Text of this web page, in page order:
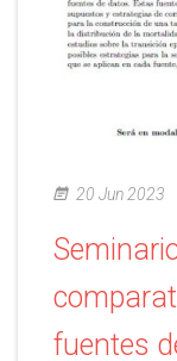
20 Jun 2023
fuentes